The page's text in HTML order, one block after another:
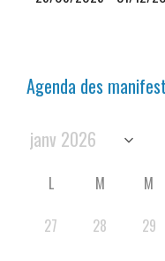
Agenda des
L M M
27
28 29